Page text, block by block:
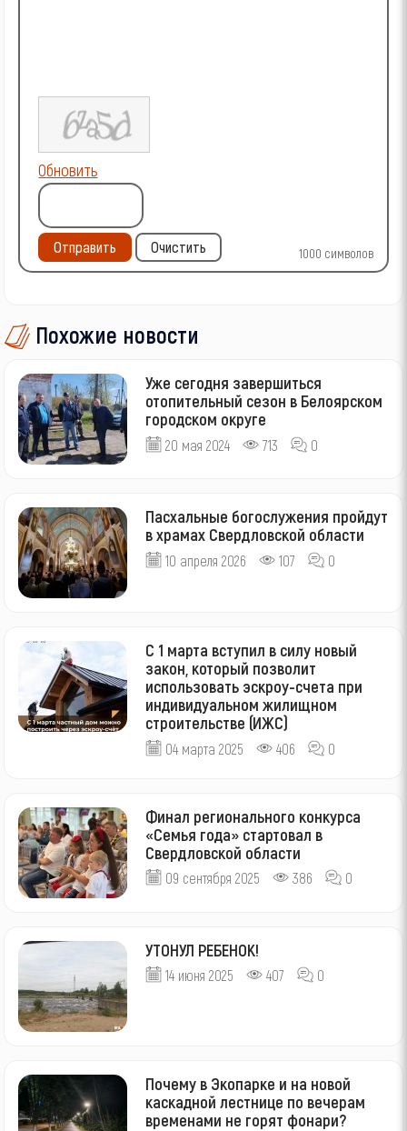
1000 символов
Обновить
Отправить Очистить
Похожие новости
Уже сегодня завершиться
отопительный сезон в Белоярском
городском округе
20 мая 2024 713 0
Пасхальные богослужения пройдут
в храмах Свердловской области
10 апреля 2026 107 0
С 1 марта вступил в силу новый
закон, который позволит
использовать эскроу-счета при
индивидуальном жилищном
строительстве (ИЖС)
04 марта 2025 406 0
Финал регионального конкурса
«Семья года» стартовал в
Свердловской области
09 сентября 2025 386 0
УТОНУЛ РЕБЕНОК!
14 июня 2025 407 0
Почему в Экопарке и на новой
каскадной лестнице по вечерам
временами не горят фонари?